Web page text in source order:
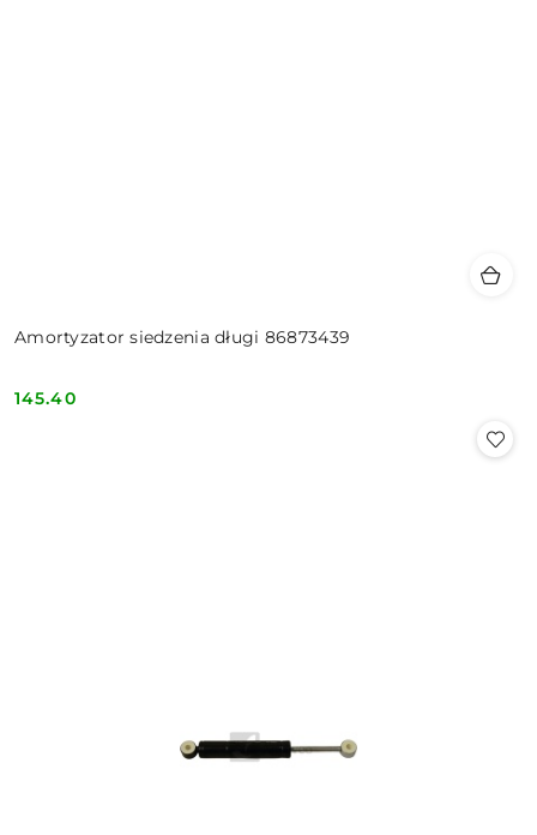
Amortyzator siedzenia długi 86873439
Cena:
145.40